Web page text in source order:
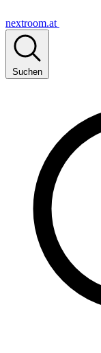
nextroom.at
Suchen